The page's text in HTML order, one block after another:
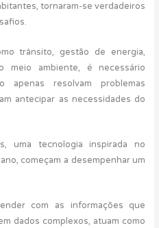
tornaram-se verdadeiros
trânsito, gestão de energia,
meio ambiente, é necessário
apenas resolvam problemas
antecipar as necessidades do
uma tecnologia inspirada no
começam a desempenhar um
com as informações que
dados complexos, atuam como